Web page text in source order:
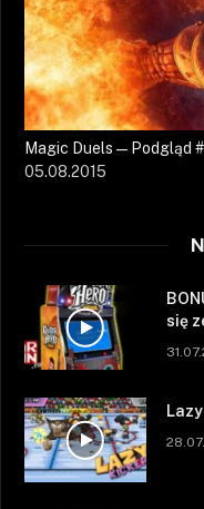
Magic Duels — Podgląd
05.08.2015
się